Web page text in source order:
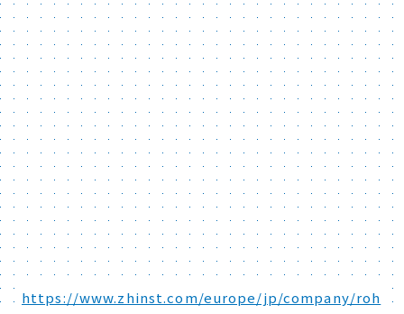
https://www.zhinst.com/europe/jp/company/roh